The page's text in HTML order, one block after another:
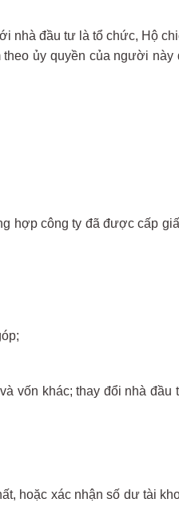
nhà đầu tư là tổ chức, Hộ
ủy quyền của người
hợp công ty đã được cấp
vốn khác; thay đổi nhà đầu
hoặc xác nhận số dư tài